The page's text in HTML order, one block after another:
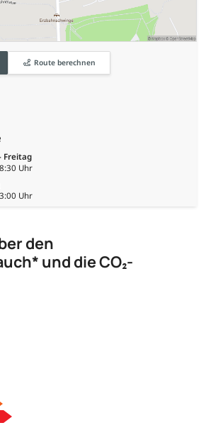
Route berechnen
Freitag
Uhr
Uhr
den
und die CO₂-